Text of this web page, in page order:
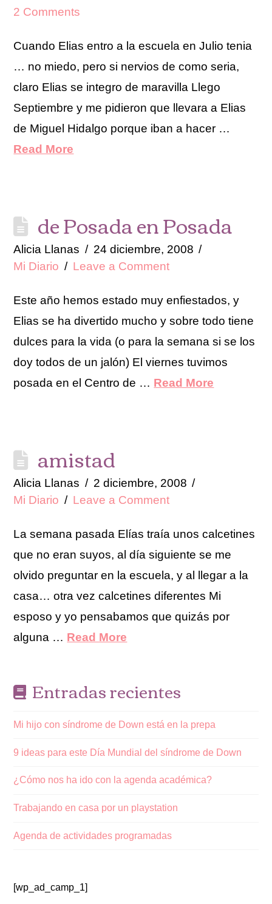
2 Comments
Cuando Elias entro a la escuela en Julio tenia
… no miedo, pero si nervios de como seria,
claro Elias se integro de maravilla Llego
Septiembre y me pidieron que llevara a Elias
de Miguel Hidalgo porque iban a hacer …
Read More
de Posada en Posada
Alicia Llanas
24 diciembre, 2008
Mi Diario
Leave a Comment
Este año hemos estado muy enfiestados, y
Elias se ha divertido mucho y sobre todo tiene
dulces para la vida (o para la semana si se los
doy todos de un jalón) El viernes tuvimos
posada en el Centro de … Read More
amistad
Alicia Llanas
2 diciembre, 2008
Mi Diario
Leave a Comment
La semana pasada Elías traía unos calcetines
que no eran suyos, al día siguiente se me
olvido preguntar en la escuela, y al llegar a la
casa… otra vez calcetines diferentes Mi
esposo y yo pensabamos que quizás por
alguna … Read More
Entradas recientes
Mi hijo con síndrome de Down está en la prepa
9 ideas para este Día Mundial del síndrome de Down
¿Cómo nos ha ido con la agenda académica?
Trabajando en casa por un playstation
Agenda de actividades programadas
[wp_ad_camp_1]